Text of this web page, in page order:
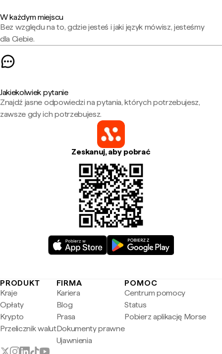
W każdym miejscu
Bez względu na to, gdzie jesteś i jaki język mówisz, jesteśmy
dla Ciebie.
Jakiekolwiek pytanie
Znajdź jasne odpowiedzi na pytania, których potrzebujesz,
zawsze gdy ich potrzebujesz.
Zeskanuj, aby pobrać
PRODUKT
Kraje
Opłaty
Krypto
Przelicznik walut
FIRMA
Kariera
Blog
Prasa
Dokumenty prawne
Ujawnienia
POMOC
Centrum pomocy
Status
Pobierz aplikację Morse